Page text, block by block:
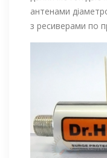
антенами
з ресиверами по